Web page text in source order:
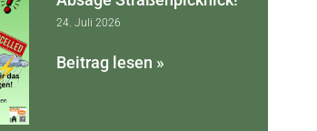
24. Juli 2026
Beitrag lesen »